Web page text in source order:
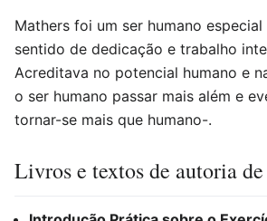
Mathers foi um ser humano
sentido de dedicação e trabalho
Acreditava no potencial humano e
o ser humano passar mais além e
tornar-se mais que humano-.
Livros e textos de autoria